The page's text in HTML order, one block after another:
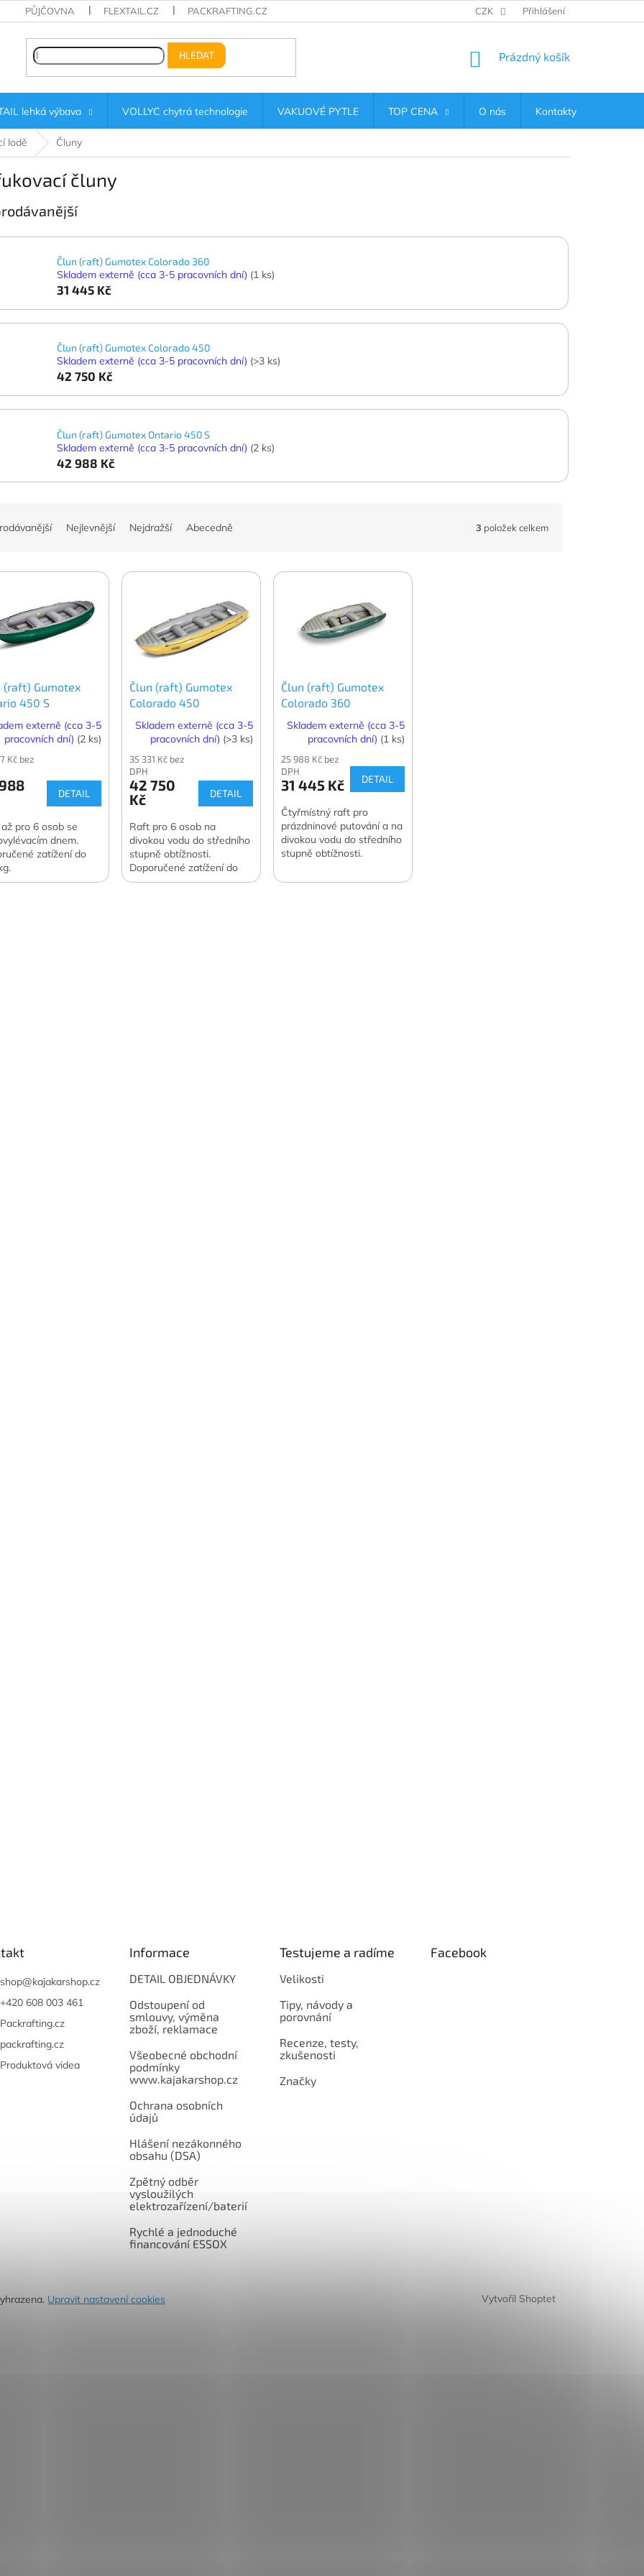
PŮJČOVNA FLEXTAIL.CZ PACKRAFTING.CZ CZK Přihlášení
HLEDAT
NÁKUPNÍ
Prázdný košík
lehká výbava VOLLYC chytrá technologie VAKUOVÉ PYTLE TOP CENA O nás Kontakty
lodě Čluny
čluny
Člun (raft) Gumotex Colorado 360
Skladem externě (cca 3-5 pracovních dní) (1 ks)
31 445 Kč
Člun (raft) Gumotex Colorado 450
Skladem externě (cca 3-5 pracovních dní) (>3 ks)
42 750 Kč
Člun (raft) Gumotex Ontario 450 S
Skladem externě (cca 3-5 pracovních dní) (2 ks)
42 988 Kč
Nejlevnější Nejdražší Abecedně 3 položek celkem
(raft) Gumotex
450 S
externě (cca 3-5
pracovních dní) (2 ks)
Kč bez
DETAIL
pro 6 osob se
dnem.
zatížení do
Člun (raft) Gumotex
Colorado 450
Skladem externě (cca 3-5
pracovních dní) (>3 ks)
35 331 Kč bez
DPH
42 750
Kč
DETAIL
Raft pro 6 osob na
divokou vodu do středního
stupně obtížnosti.
Doporučené zatížení do
600 kg.
Člun (raft) Gumotex
Colorado 360
Skladem externě (cca 3-5
pracovních dní) (1 ks)
25 988 Kč bez
DPH
31 445 Kč DETAIL
Čtyřmístný raft pro
prázdninové putování a na
divokou vodu do středního
stupně obtížnosti.
500 kg.
shop@kajakarshop.cz
+420 608 003 461
Packrafting.cz
packrafting.cz
Produktová videa
Informace
DETAIL OBJEDNÁVKY
Odstoupení od
smlouvy, výměna
zboží, reklamace
Všeobecné obchodní
podmínky
www.kajakarshop.cz
Ochrana osobních
údajů
Hlášení nezákonného
obsahu (DSA)
Zpětný odběr
vysloužilých
elektrozařízení/baterií
Rychlé a jednoduché
financování ESSOX
Testujeme a radíme
Velikosti
Tipy, návody a
porovnání
Recenze, testy,
zkušenosti
Značky
Facebook
Vytvořil Shoptet
Upravit nastavení cookies